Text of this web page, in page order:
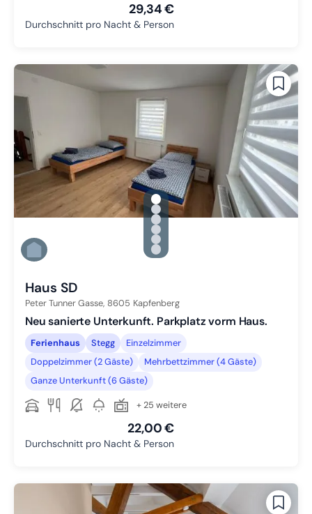
29,34 €
Durchschnitt pro Nacht & Person
gallery.slide_selector
Zu Slide 1 wechseln
Zu Slide 2 wechseln
Zu Slide 3 wechseln
Zu Slide 4 wechseln
Zu Slide 5 wechseln
Zu Slide 6 wechseln
Haus SD
Peter Tunner Gasse, 8605 Kapfenberg
Neu sanierte Unterkunft. Parkplatz vorm Haus.
Ferienhaus Stegg
Einzelzimmer
Doppelzimmer (2 Gäste)
Mehrbettzimmer (4 Gäste)
Ganze Unterkunft (6 Gäste)
+ 25 weitere
22,00 €
Durchschnitt pro Nacht & Person